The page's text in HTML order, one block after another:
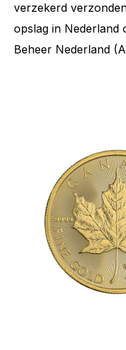
verzekerd
opslag in Nederland
Beheer Nederland